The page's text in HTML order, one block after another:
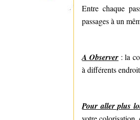
Entre chaque
passages à un
A Observer : la
à différents
Pour aller plus